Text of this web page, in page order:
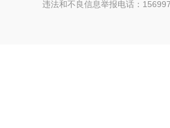
违法和不良信息举报电话：